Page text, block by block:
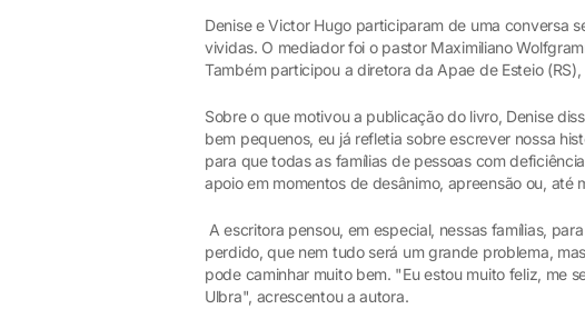
Denise e Victor Hugo participaram de uma conversa
vividas. O mediador foi o pastor Maximiliano
Também participou a diretora da Apae de Esteio (RS),
Sobre o que motivou a publicação do livro, Denise
bem pequenos, eu já refletia sobre escrever nossa
para que todas as famílias de pessoas com
apoio em momentos de desânimo, apreensão ou, até
A escritora pensou, em especial, nessas famílias,
perdido, que nem tudo será um grande problema,
pode caminhar muito bem. "Eu estou muito feliz, me
Ulbra", acrescentou a autora.